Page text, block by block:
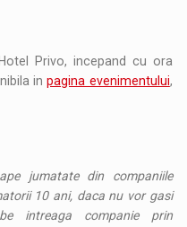
Privo, incepand cu ora
inpagina evenimentului,
jumatate din companiile
10 ani, daca nu vor gasi
intreaga companie prin